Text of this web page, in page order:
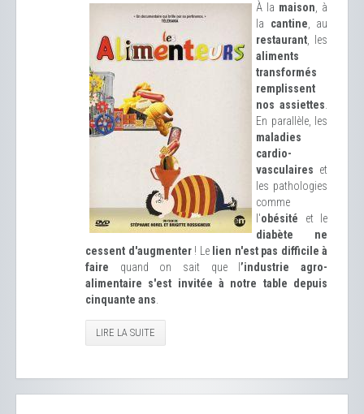
À la maison , à
la cantine , au
restaurant , les
aliments
transformés
remplissent
nos assiettes
En parallèle, les
maladies
cardio-
vasculaires et
les pathologies
comme
l'obésité et le
diabète ne
cessent d'augmenter! Le lien n'est pas difficile à
faire quand on sait que l’industrie agro-
alimentaire s'est invitée à notre table depuis
cinquante ans
LIRE LA SUITE